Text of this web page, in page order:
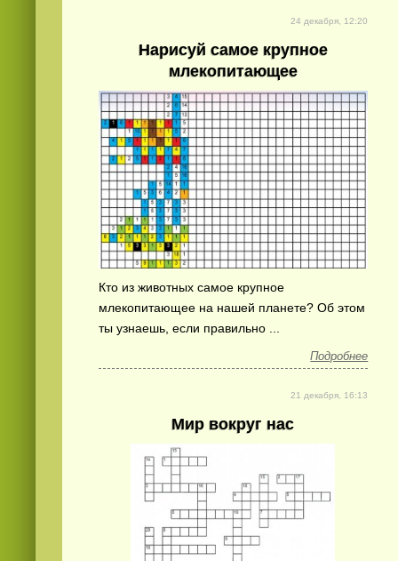
24 декабря, 12:20
Нарисуй самое крупное
млекопитающее
Кто из животных самое крупное
млекопитающее на нашей планете? Об этом
ты узнаешь, если правильно ...
Подробнее
21 декабря, 16:13
Мир вокруг нас